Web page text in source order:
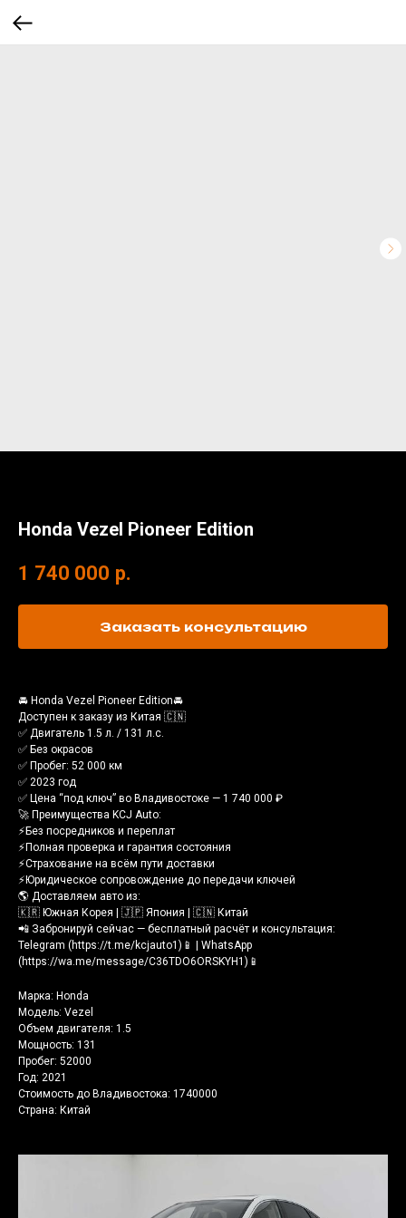
Honda Vezel Pioneer Edition
1 740 000 р.
Заказать консультацию
🚘 Honda Vezel Pioneer Edition🚘
Доступен к заказу из Китая 🇨🇳
✅ Двигатель 1.5 л. / 131 л.с.
✅ Без окрасов
✅ Пробег: 52 000 км
✅ 2023 год
✅ Цена “под ключ” во Владивостоке — 1 740 000 ₽
🚀 Преимущества KCJ Auto:
⚡️Без посредников и переплат
⚡️Полная проверка и гарантия состояния
⚡️Страхование на всём пути доставки
⚡️Юридическое сопровождение до передачи ключей
🌎 Доставляем авто из:
🇰🇷 Южная Корея | 🇯🇵 Япония | 🇨🇳 Китай
📲 Забронируй сейчас — бесплатный расчёт и консультация:
Telegram (https://t.me/kcjauto1)📱 | WhatsApp
(https://wa.me/message/C36TDO6ORSKYH1)📱
Марка: Honda
Модель: Vezel
Объем двигателя: 1.5
Мощность: 131
Пробег: 52000
Год: 2021
Стоимость до Владивостока: 1740000
Страна: Китай